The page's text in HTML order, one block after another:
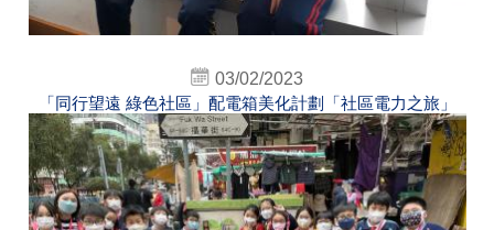
03/02/2023
「同行望遠 綠色社區」配電箱美化計劃「社區電力之旅」